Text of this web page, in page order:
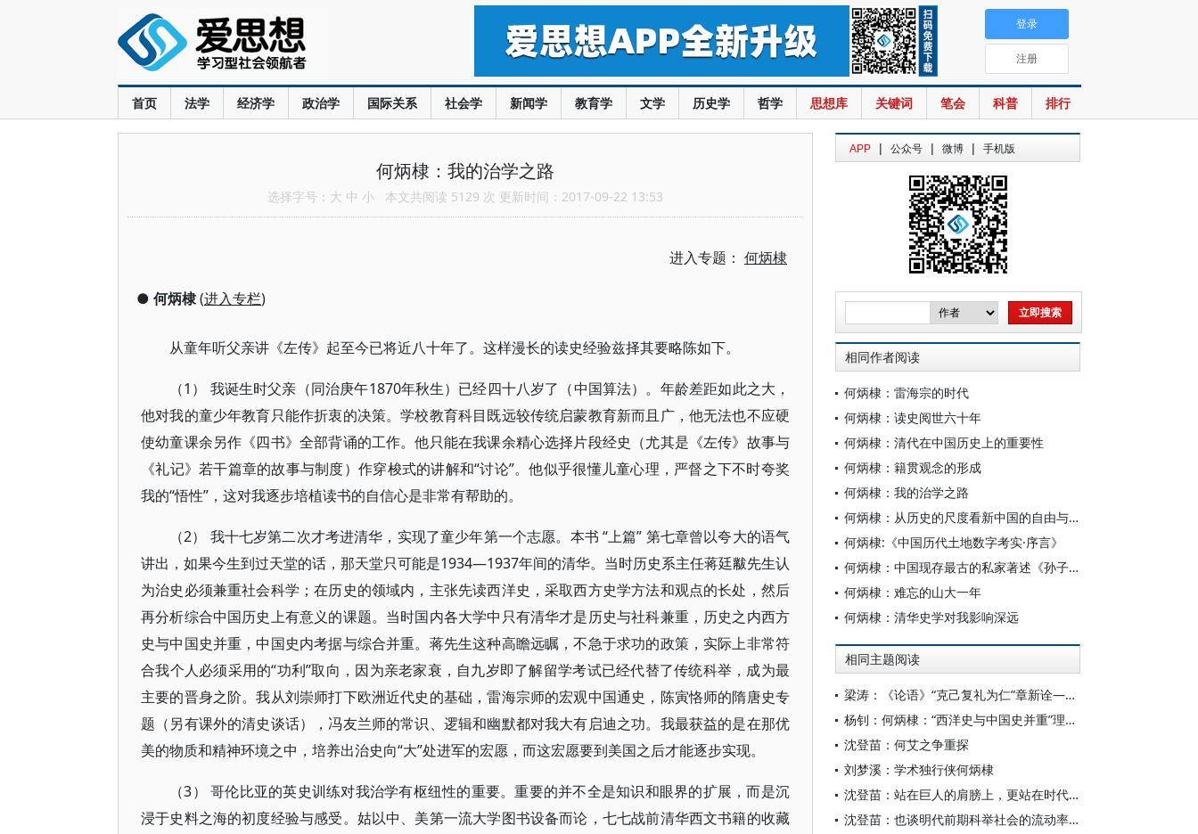
首页 法学 经济学 政治学 国际关系 社会学 新闻学 教育学 文学 历史学 哲学 思想库 关键词 笔会 科普 排行
登录
注册
何炳棣：我的治学之路
选择字号： 大 中 小 本文共阅读 5129 次 更新时间：2017-09-22 13:53
进入专题： 何炳棣
● 何炳棣(进入专栏)
从童年听父亲讲《左传》起至今已将近八十年了。这样漫长的读史经验兹择其要略陈如下。
（1） 我诞生时父亲（同治庚午1870年秋生）已经四十八岁了（中国算法）。年龄差距如此之大，
他对我的童少年教育只能作折衷的决策。学校教育科目既远较传统启蒙教育新而且广，他无法也不应硬
使幼童课余另作《四书》全部背诵的工作。他只能在我课余精心选择片段经史（尤其是《左传》故事与
《礼记》若干篇章的故事与制度）作穿梭式的讲解和“讨论”。他似乎很懂儿童心理，严督之下不时夸奖
我的“悟性”，这对我逐步培植读书的自信心是非常有帮助的。
（2） 我十七岁第二次才考进清华，实现了童少年第一个志愿。本书 “上篇” 第七章曾以夸大的语气
讲出，如果今生到过天堂的话，那天堂只可能是1934—1937年间的清华。当时历史系主任蒋廷黻先生认
为治史必须兼重社会科学；在历史的领域内，主张先读西洋史，采取西方史学方法和观点的长处，然后
再分析综合中国历史上有意义的课题。当时国内各大学中只有清华才是历史与社科兼重，历史之内西方
史与中国史并重，中国史内考据与综合并重。蒋先生这种高瞻远瞩，不急于求功的政策，实际上非常符
合我个人必须采用的“功利”取向，因为亲老家衰，自九岁即了解留学考试已经代替了传统科举，成为最
主要的晋身之阶。我从刘崇师打下欧洲近代史的基础，雷海宗师的宏观中国通史，陈寅恪师的隋唐史专
题（另有课外的清史谈话），冯友兰师的常识、逻辑和幽默都对我大有启迪之功。我最获益的是在那优
美的物质和精神环境之中，培养出治史向“大”处进军的宏愿，而这宏愿要到美国之后才能逐步实现。
（3） 哥伦比亚的英史训练对我治学有枢纽性的重要。重要的并不全是知识和眼界的扩展，而是沉
浸于史料之海的初度经验与感受。姑以中、美第一流大学图书设备而论，七七战前清华西文书籍的收藏
APP | 公众号 | 微博 | 手机版
相同作者阅读
何炳棣：雷海宗的时代
何炳棣：读史阅世六十年
何炳棣：清代在中国历史上的重要性
何炳棣：籍贯观念的形成
何炳棣：我的治学之路
何炳棣：从历史的尺度看新中国的自由与民主
何炳棣:《中国历代土地数字考实·序言》
何炳棣：中国现存最古的私家著述《孙子兵法》
何炳棣：难忘的山大一年
何炳棣：清华史学对我影响深远
相同主题阅读
梁涛：《论语》“克己复礼为仁”章新诠——一种荀学的进路
杨钊：何炳棣：“西洋史与中国史并重”理念的成功实践
沈登苗：何艾之争重探
刘梦溪：学术独行侠何炳棣
沈登苗：站在巨人的肩膀上，更站在时代的高坡上——当年我为何敢与何炳棣商榷
沈登苗：也谈明代前期科举社会的流动率——对何炳棣研究结论的思考*